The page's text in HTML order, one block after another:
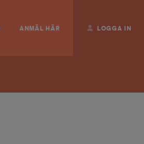
ANMÄL HÄR LOGGA IN